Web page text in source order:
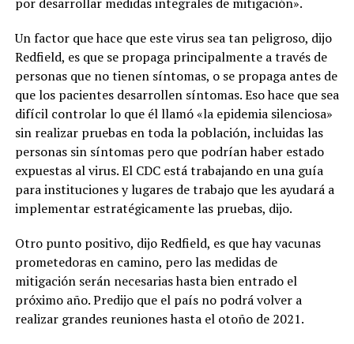
Un factor que hace que este virus sea tan peligroso, dijo
Redfield, es que se propaga principalmente a través de
personas que no tienen síntomas, o se propaga antes de
que los pacientes desarrollen síntomas. Eso hace que sea
difícil controlar lo que él llamó «la epidemia silenciosa»
sin realizar pruebas en toda la población, incluidas las
personas sin síntomas pero que podrían haber estado
expuestas al virus. El CDC está trabajando en una guía
para instituciones y lugares de trabajo que les ayudará a
implementar estratégicamente las pruebas, dijo.
Otro punto positivo, dijo Redfield, es que hay vacunas
prometedoras en camino, pero las medidas de
mitigación serán necesarias hasta bien entrado el
próximo año. Predijo que el país no podrá volver a
realizar grandes reuniones hasta el otoño de 2021.